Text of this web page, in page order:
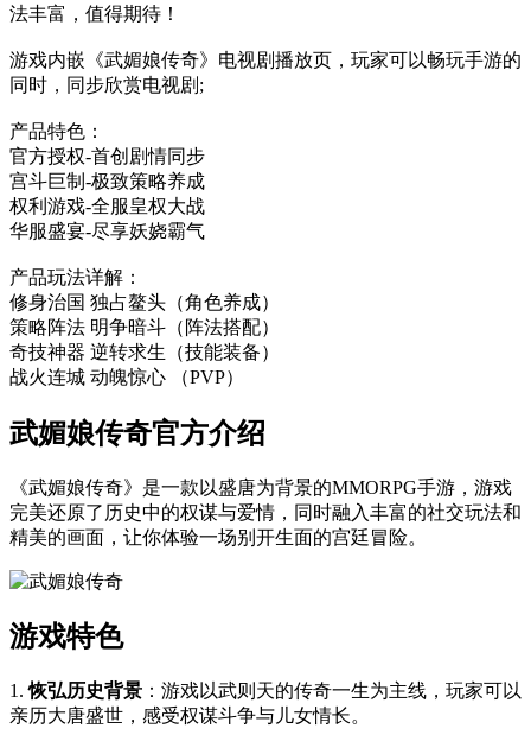
法丰富，值得期待！
游戏内嵌《武媚娘传奇》电视剧播放页，玩家可以畅玩手游的
同时，同步欣赏电视剧;
产品特色：
官方授权-首创剧情同步
宫斗巨制-极致策略养成
权利游戏-全服皇权大战
华服盛宴-尽享妖娆霸气
产品玩法详解：
修身治国 独占鳌头（角色养成）
策略阵法 明争暗斗（阵法搭配）
奇技神器 逆转求生（技能装备）
战火连城 动魄惊心 （PVP）
武媚娘传奇官方介绍
《武媚娘传奇》是一款以盛唐为背景的MMORPG手游，游戏
完美还原了历史中的权谋与爱情，同时融入丰富的社交玩法和
精美的画面，让你体验一场别开生面的宫廷冒险。
游戏特色
1.恢弘历史背景 ：游戏以武则天的传奇一生为主线，玩家可以
亲历大唐盛世，感受权谋斗争与儿女情长。